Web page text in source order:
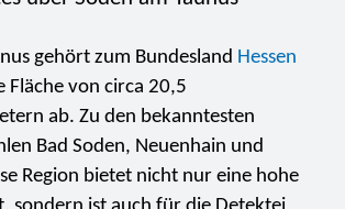
gehört zum Bundesland Hessen
Fläche von circa 20,5
ab. Zu den bekanntesten
Bad Soden, Neuenhain und
Region bietet nicht nur eine hohe